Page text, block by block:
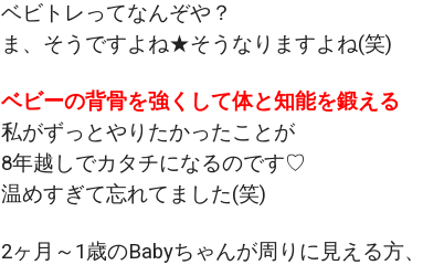
ベビトレってなんぞや？
ま、そうですよね★そうなりますよね(笑)
ベビーの背骨を強くして体と知能を鍛える
私がずっとやりたかったことが
8年越しでカタチになるのです♡
温めすぎて忘れてました(笑)
2ヶ月～1歳のBabyちゃんが周りに見える方、